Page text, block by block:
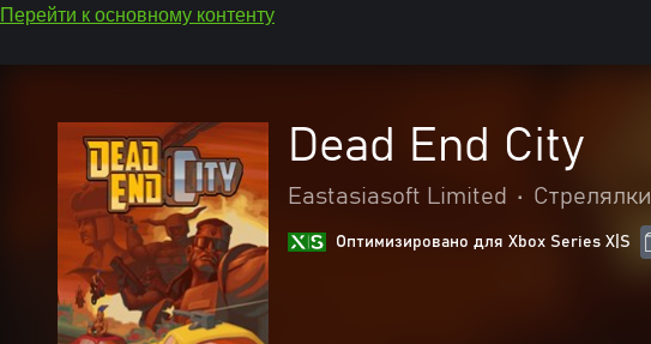
Перейти к основному контенту
Dead End City
Eastasiasoft Limited • Стрелялки
Оптимизировано для Xbox Series X|S